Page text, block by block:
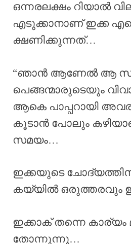
ഒന്നരലക്ഷം റിയാൽ
എടുക്കാനാണ് ഇക്ക
ക്ഷണിക്കുന്നത്…
“ഞാൻ ആണേൽ ആ
പെങ്ങന്മാരുടെയും
ആകെ പാപ്പറായി
കൂടാൻ പോലും
സമയം…
ഇക്കയുടെ
കയ്യിൽ ഒരുത്തരവും
ഇക്കാക് തന്നെ
തോന്നുന്നു…